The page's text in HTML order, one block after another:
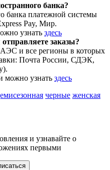
банка?
банка платежной системы
Pay, Мир.
узнать здесь
заказы?
и все регионы в которых
Почта России, СДЭК,
можно узнать здесь
черные женская
и узнавайте о
первыми